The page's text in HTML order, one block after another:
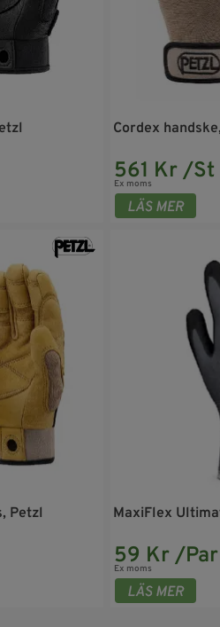
Cordex
561 Kr /St
Ex moms
Petzl MaxiFlex
59 Kr /Par
Ex moms